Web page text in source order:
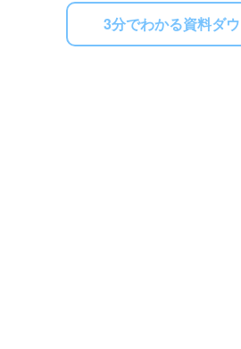
3分でわかる資料ダ